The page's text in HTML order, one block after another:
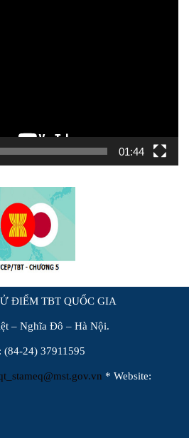
01:44
ĐIỂM TBT QUỐC GIA
– Nghĩa Đô – Hà Nội.
(84-24) 37911595
* Website: